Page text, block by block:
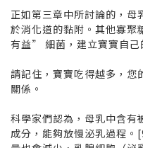
正如第三章中所討論的，母
於消化道的黏附。其他寡聚
有益” 細菌，建立寶寶自己
請記住，寶寶吃得越多，您
關係。
科學家們認為，母乳中含
成分，能夠放慢泌乳過程